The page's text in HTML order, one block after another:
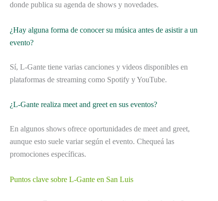
donde publica su agenda de shows y novedades.
¿Hay alguna forma de conocer su música antes de asistir a un
evento?
Sí, L-Gante tiene varias canciones y videos disponibles en
plataformas de streaming como Spotify y YouTube.
¿L-Gante realiza meet and greet en sus eventos?
En algunos shows ofrece oportunidades de meet and greet,
aunque esto suele variar según el evento. Chequeá las
promociones específicas.
Puntos clave sobre L-Gante en San Luis